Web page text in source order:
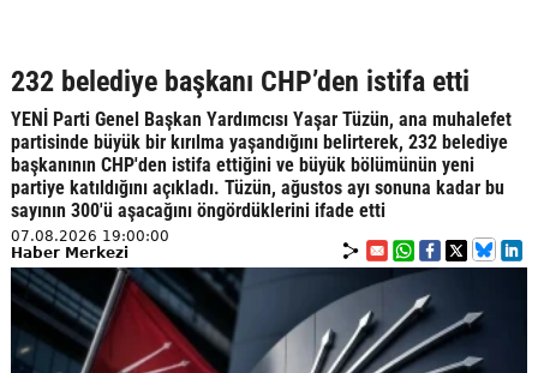
232 belediye başkanı CHP’den istifa etti
YENİ Parti Genel Başkan Yardımcısı Yaşar Tüzün, ana muhalefet
partisinde büyük bir kırılma yaşandığını belirterek, 232 belediye
başkanının CHP'den istifa ettiğini ve büyük bölümünün yeni
partiye katıldığını açıkladı. Tüzün, ağustos ayı sonuna kadar bu
sayının 300'ü aşacağını öngördüklerini ifade etti
07.08.2026 19:00:00
Haber Merkezi